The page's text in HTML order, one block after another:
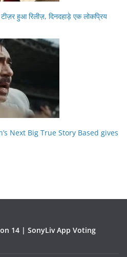
टीज़र हुआ रिलीज़, दिनदहाड़े एक लोकप्रिय
Next Big True Story Based gives
14 | SonyLiv App Voting